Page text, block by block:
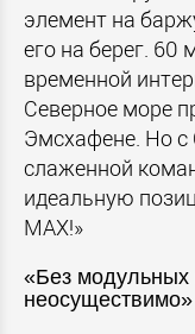
элемент на
его на берег. 60
временной
Северное море
Эмсхафене. Но с
слаженной
идеальную
MAX!»
«Без
неосуществимо»